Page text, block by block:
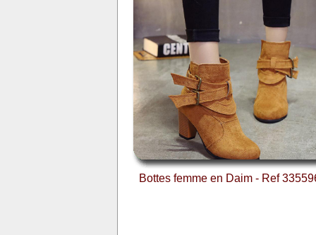
Bottes femme en Daim - Ref